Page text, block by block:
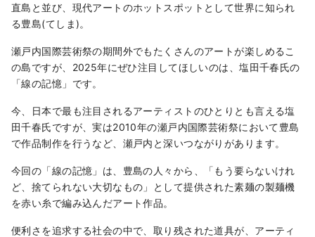
直島と並び、現代アートのホットスポットとして世界に知られ
る豊島(てしま)。
瀬戸内国際芸術祭の期間外でもたくさんのアートが楽しめるこ
の島ですが、2025年にぜひ注目してほしいのは、塩田千春氏の
「線の記憶」です。
今、日本で最も注目されるアーティストのひとりとも言える塩
田千春氏ですが、実は2010年の瀬戸内国際芸術祭において豊島
で作品制作を行うなど、瀬戸内と深いつながりがあります。
今回の「線の記憶」は、豊島の人々から、「もう要らないけれ
ど、捨てられない大切なもの」として提供された素麺の製麺機
を赤い糸で編み込んだアート作品。
便利さを追求する社会の中で、取り残された道具が、アーティ